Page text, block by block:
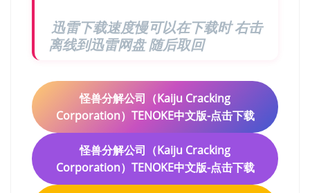
迅雷下载速度慢可以在下载时 右击
离线到迅雷网盘 随后取回
怪兽分解公司（Kaiju Cracking
Corporation）TENOKE中文版-点击下载
怪兽分解公司（Kaiju Cracking
Corporation）TENOKE中文版-点击下载